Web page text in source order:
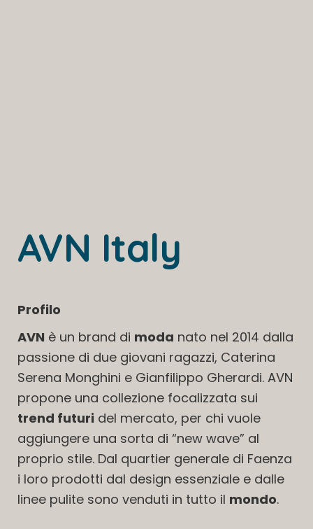
AVN Italy
Profilo
AVN è un brand di moda nato nel 2014 dalla
passione di due giovani ragazzi, Caterina
Serena Monghini e Gianfilippo Gherardi. AVN
propone una collezione focalizzata sui
trend futuri del mercato, per chi vuole
aggiungere una sorta di “new wave” al
proprio stile. Dal quartier generale di Faenza
i loro prodotti dal design essenziale e dalle
linee pulite sono venduti in tutto il mondo.